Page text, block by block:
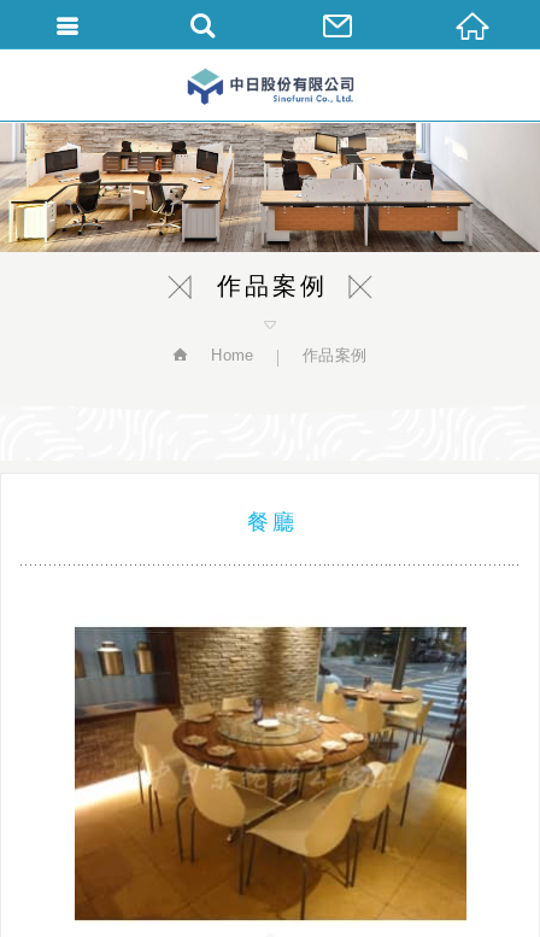
作品案例
Home 作品案例
餐廳
繁體中文